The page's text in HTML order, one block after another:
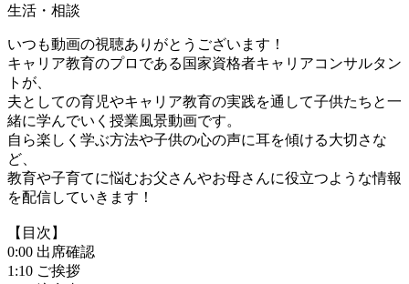
生活・相談
いつも動画の視聴ありがとうございます！
キャリア教育のプロである国家資格者キャリアコンサルタン
トが、
夫としての育児やキャリア教育の実践を通して子供たちと一
緒に学んでいく授業風景動画です。
自ら楽しく学ぶ方法や子供の心の声に耳を傾ける大切さな
ど、
教育や子育てに悩むお父さんやお母さんに役立つような情報
を配信していきます！
【目次】
0:00 出席確認
1:10 ご挨拶